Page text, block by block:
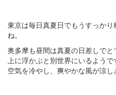
東京は毎日真夏日でもうすっか
ね。
奥多摩も昼間は真夏の日差しで
上に浮かぶと別世界にいるよう
空気を冷やし、爽やかな風が涼し